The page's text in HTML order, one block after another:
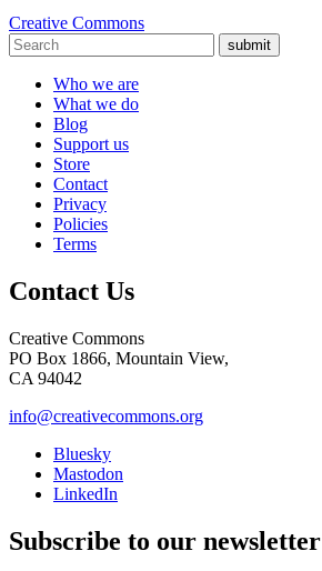
Creative Commons
submit
Who we are
What we do
Blog
Support us
Store
Contact
Privacy
Policies
Terms
Contact Us
Creative Commons
PO Box 1866, Mountain View,
CA 94042
info@creativecommons.org
Bluesky
Mastodon
LinkedIn
Subscribe to our newsletter